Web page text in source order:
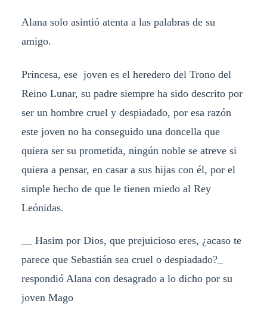
Alana solo asintió atenta a las palabras de su
amigo.
Princesa, ese joven es el heredero del Trono del
Reino Lunar, su padre siempre ha sido descrito por
ser un hombre cruel y despiadado, por esa razón
este joven no ha conseguido una doncella que
quiera ser su prometida, ningún noble se atreve si
quiera a pensar, en casar a sus hijas con él, por el
simple hecho de que le tienen miedo al Rey
Leónidas.
__ Hasim por Dios, que prejuicioso eres, ¿acaso te
parece que Sebastián sea cruel o despiadado?_
respondió Alana con desagrado a lo dicho por su
joven Mago